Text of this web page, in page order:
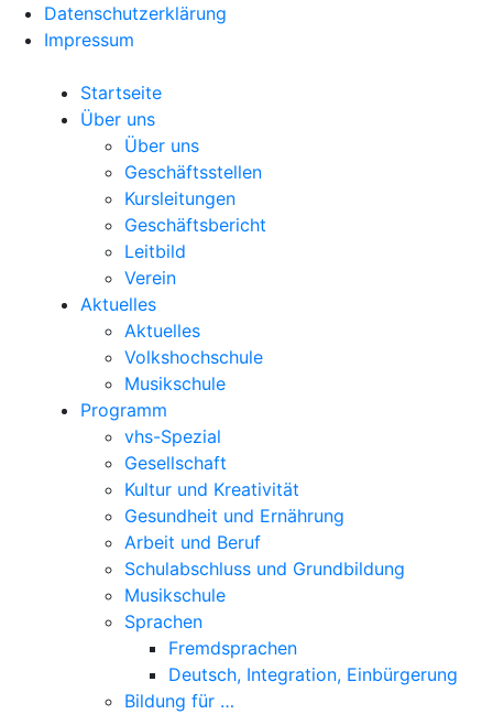
Datenschutzerklärung
Impressum
Startseite
Über uns
Über uns
Geschäftsstellen
Kursleitungen
Geschäftsbericht
Leitbild
Verein
Aktuelles
Aktuelles
Volkshochschule
Musikschule
Programm
vhs-Spezial
Gesellschaft
Kultur und Kreativität
Gesundheit und Ernährung
Arbeit und Beruf
Schulabschluss und Grundbildung
Musikschule
Sprachen
Fremdsprachen
Deutsch, Integration, Einbürgerung
Bildung für …